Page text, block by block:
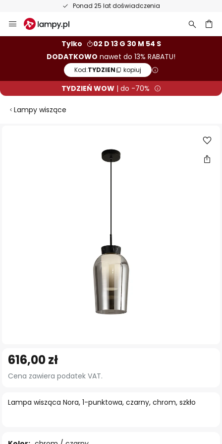
Ponad 25 lat doświadczenia
Przejdź
do
Tylko
02 D 13 G 30 M 54 S
DODATKOWO nawet do 13% RABATU!
Kod:TYDZIEN kopiuj
TYDZIEŃ WOW| do -70%
Lampy wiszące
na
początek
Lampa wisząca Nora, 1-punktowa, czarny, chrom, szkło
616,00 zł
Cena zawiera podatek VAT.